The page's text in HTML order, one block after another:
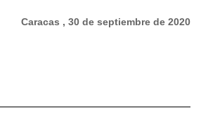
Caracas , 30 de septiembre de 2020